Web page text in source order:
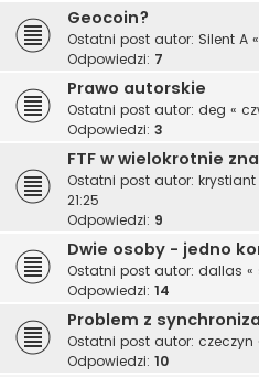
Geocoin?
Ostatni post autor: Silent A «
Odpowiedzi: 7
Prawo autorskie
Ostatni post autor: deg «
Odpowiedzi: 3
FTF w wielokrotnie
Ostatni post autor: krystiant
21:25
Odpowiedzi: 9
Dwie osoby - jedno
Ostatni post autor: dallas «
Odpowiedzi: 14
Problem z
Ostatni post autor: czeczyn
Odpowiedzi: 10